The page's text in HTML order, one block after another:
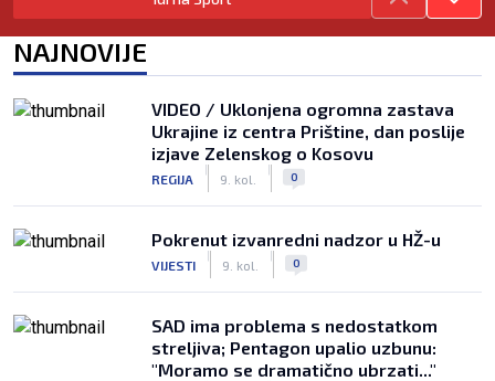
SK prije 6 h
Mourinho nakon debija velikog
SK
|
prije 7 h
Rashford je htio ostati u Barceloni, ali
vraća se u United koji će mu ipak dati
novu šansu
|
NAJNOVIJE
VIDEO / Uklonjena ogromna zastava
Ukrajine iz centra Prištine, dan poslije
izjave Zelenskog o Kosovu
REGIJA 9. kol. 0
Pokrenut izvanredni nadzor u HŽ-u
VIJESTI 9. kol. 0
SAD ima problema s nedostatkom
streljiva; Pentagon upalio uzbunu:
"Moramo se dramatično ubrzati..."